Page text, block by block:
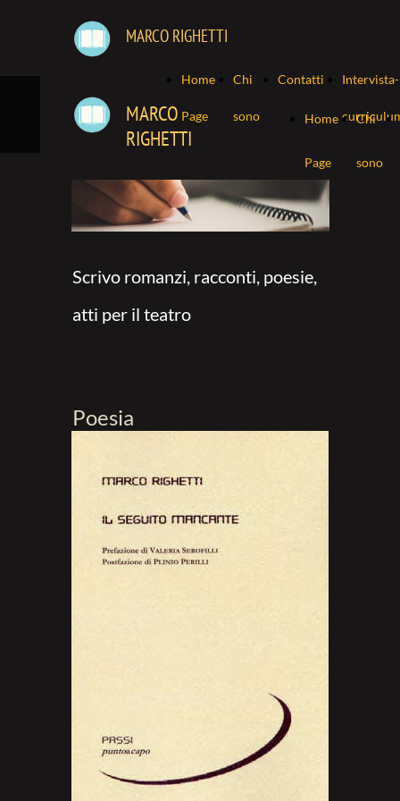
MARCO RIGHETTI
Home
Page
Chi
sono
Contatti Intervista-
MARCO
RIGHETTI
Home
Page
Chi
sono
Scrivo romanzi, racconti, poesie,
atti per il teatro
Poesia